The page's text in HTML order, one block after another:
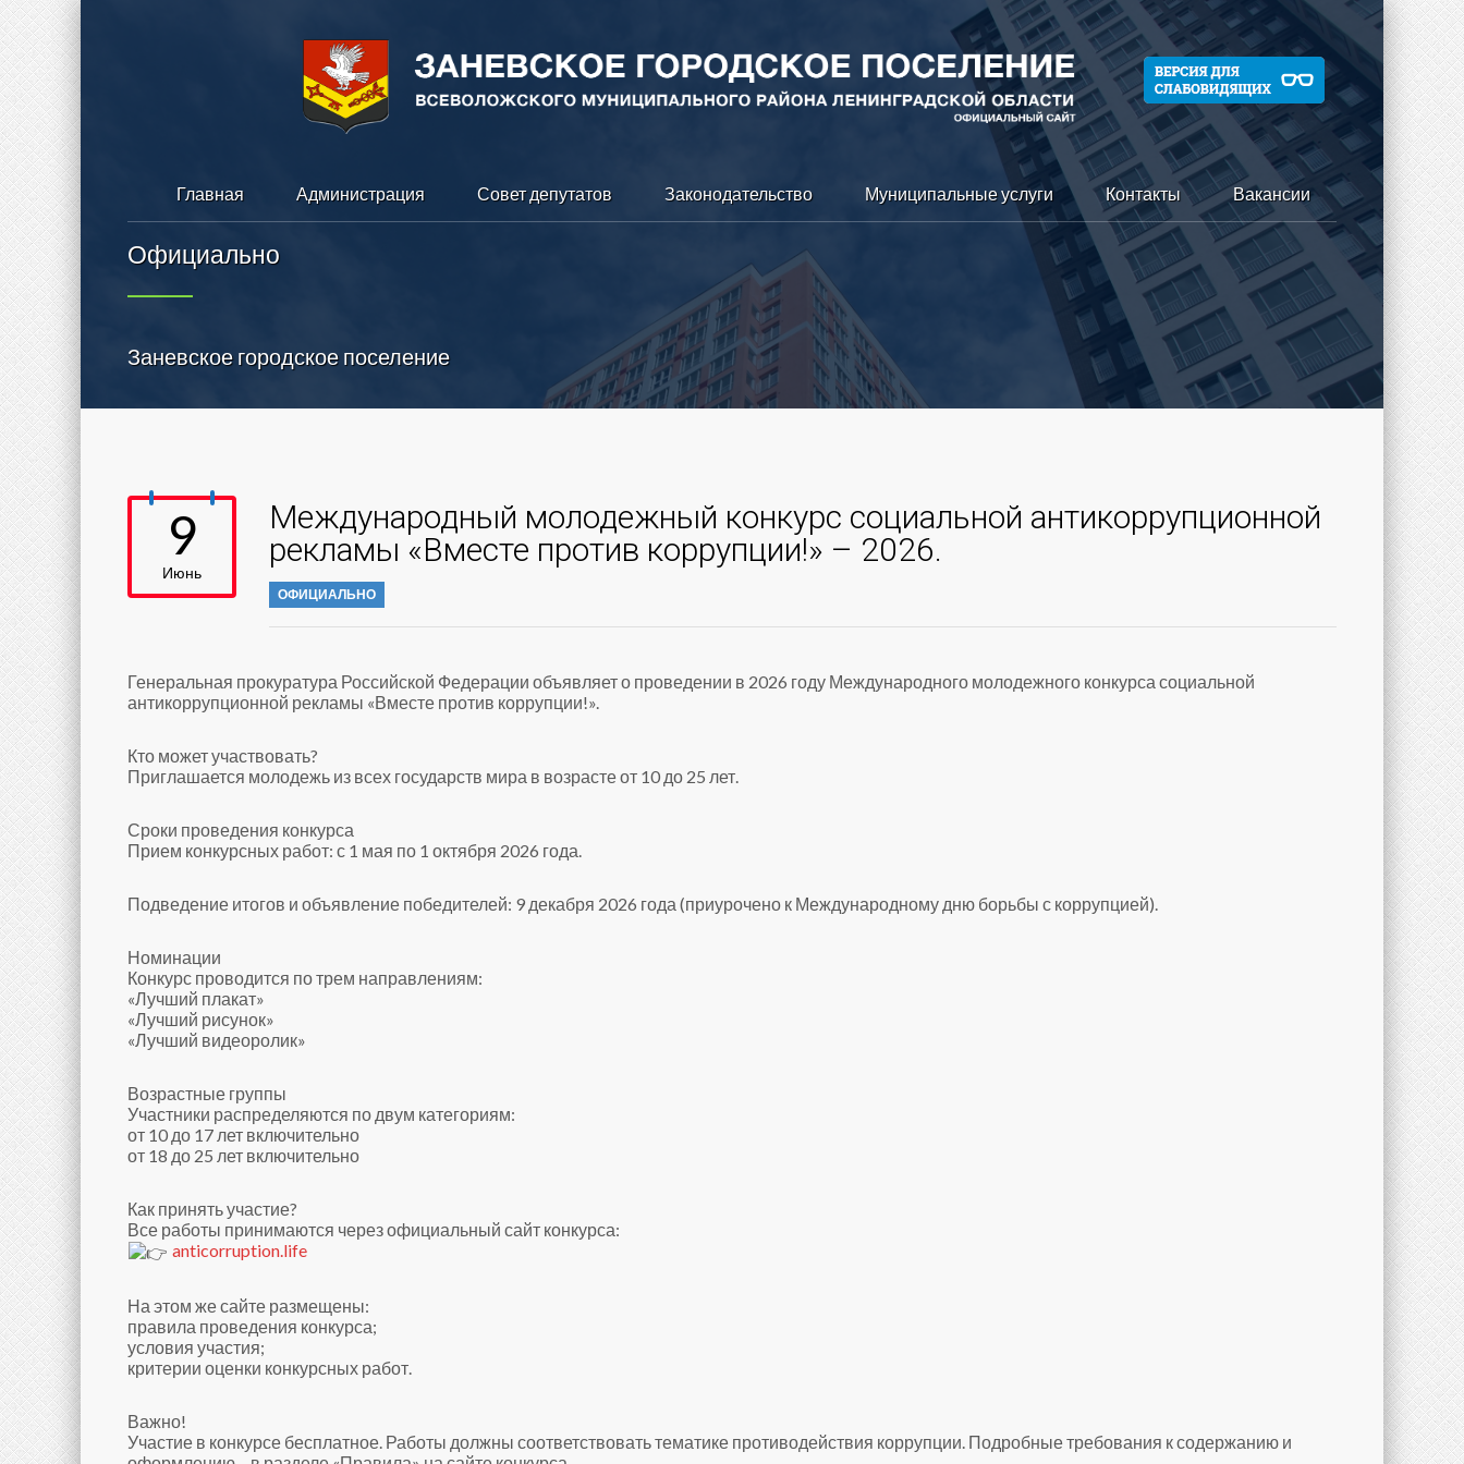
Главная Администрация Совет депутатов Законодательство Муниципальные услуги Контакты Вакансии
Официально
Заневское городское поселение
9
Июнь
Международный молодежный конкурс социальной антикоррупционной
рекламы «Вместе против коррупции!» – 2026.
ОФИЦИАЛЬНО
Генеральная прокуратура Российской Федерации объявляет о проведении в 2026 году Международного молодежного конкурса социальной
антикоррупционной рекламы «Вместе против коррупции!».
Кто может участвовать?
Приглашается молодежь из всех государств мира в возрасте от 10 до 25 лет.
Сроки проведения конкурса
Прием конкурсных работ: с 1 мая по 1 октября 2026 года.
Подведение итогов и объявление победителей: 9 декабря 2026 года (приурочено к Международному дню борьбы с коррупцией).
Номинации
Конкурс проводится по трем направлениям:
«Лучший плакат»
«Лучший рисунок»
«Лучший видеоролик»
Возрастные группы
Участники распределяются по двум категориям:
от 10 до 17 лет включительно
от 18 до 25 лет включительно
Как принять участие?
Все работы принимаются через официальный сайт конкурса:
anticorruption.life
На этом же сайте размещены:
правила проведения конкурса;
условия участия;
критерии оценки конкурсных работ.
Важно!
Участие в конкурсе бесплатное. Работы должны соответствовать тематике противодействия коррупции. Подробные требования к содержанию и